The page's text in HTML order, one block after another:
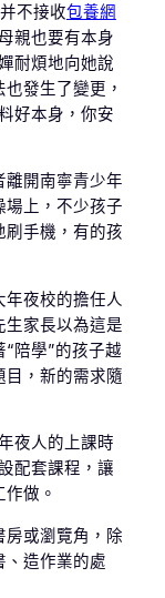
不接收包養網
親也要有本身
耐煩地向她說
發生了變更，
好本身，你安
離開南寧青少年
場上，不少孩子
刷手機，有的孩
年夜校的擔任人
生家長以為這是
陪學”的孩子越
目，新的需求隨
夜人的上課時
配套課程，讓
做。
房或瀏覽角，除
、造作業的處